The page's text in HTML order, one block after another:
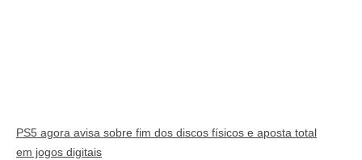
PS5 agora avisa sobre fim dos discos físicos e aposta total
em jogos digitais